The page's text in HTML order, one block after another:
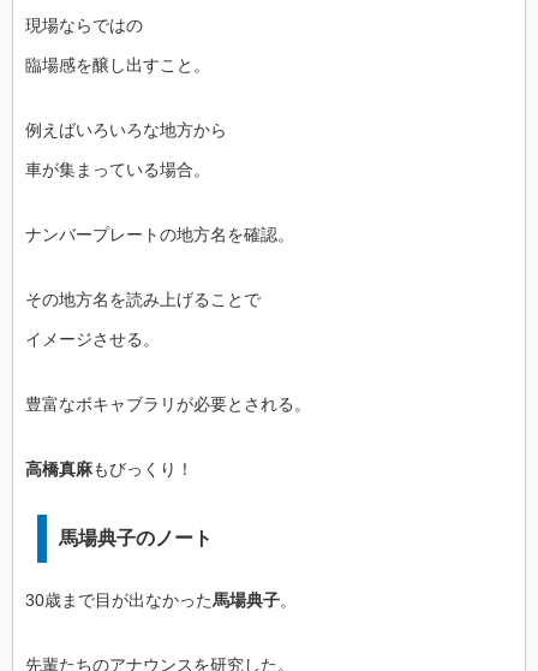
現場ならではの
臨場感を醸し出すこと。
例えばいろいろな地方から
車が集まっている場合。
ナンバープレートの地方名を確認。
その地方名を読み上げることで
イメージさせる。
豊富なボキャブラリが必要とされる。
高橋真麻もびっくり！
馬場典子のノート
30歳まで目が出なかった馬場典子。
先輩たちのアナウンスを研究した。